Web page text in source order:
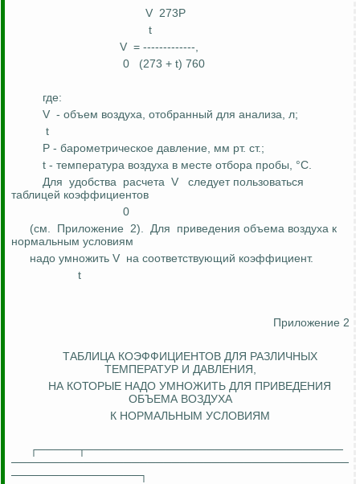
V 273Р
t
V = -------------,
0
(273 + t) 760
где:
V - объем воздуха, отобранный для анализа, л;
t
Р - барометрическое давление, мм рт. ст.;
t - температура воздуха в месте отбора пробы, °С.
Для удобства расчета V
следует пользоваться
таблицей коэффициентов
0
(см.
Приложение 2). Для
приведения объема воздуха к
нормальным условиям
надо умножить V на соответствующий коэффициент.
t
Приложение 2
ТАБЛИЦА КОЭФФИЦИЕНТОВ ДЛЯ РАЗЛИЧНЫХ
ТЕМПЕРАТУР И ДАВЛЕНИЯ,
НАКОТОРЫЕ НАДО УМНОЖИТЬ ДЛЯ ПРИВЕДЕНИЯ
ОБЪЕМА ВОЗДУХА
К НОРМАЛЬНЫМ УСЛОВИЯМ
┌─────┬────────────────────────────────
──────────────────────────────────────────
────────────────┐